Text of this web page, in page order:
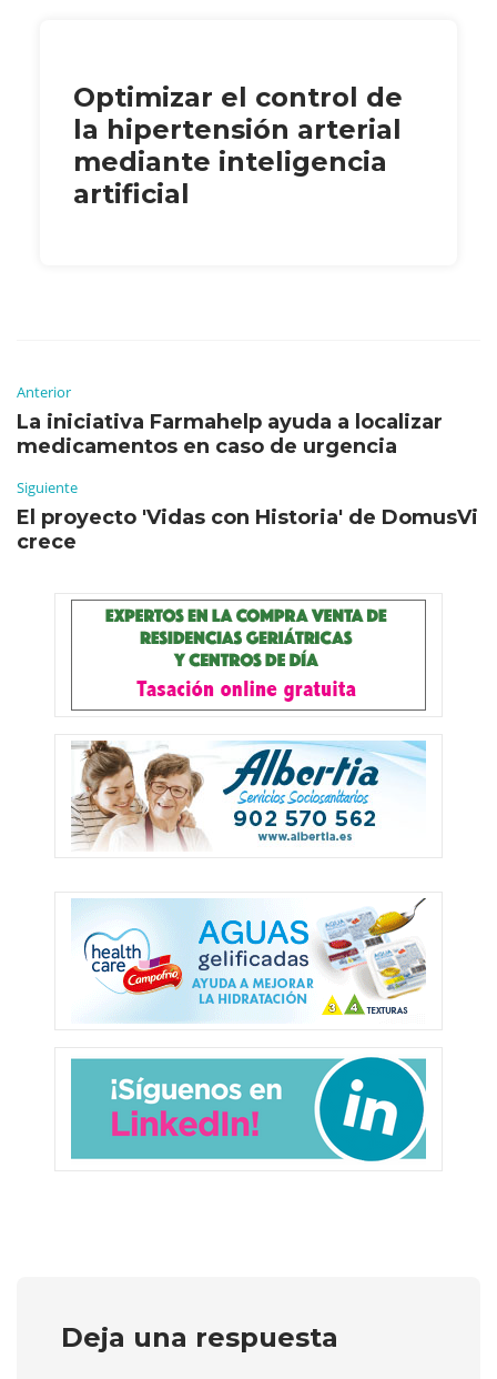
Optimizar el control de
la hipertensión arterial
mediante inteligencia
artificial
Anterior
La iniciativa Farmahelp ayuda a localizar
medicamentos en caso de urgencia
Siguiente
El proyecto 'Vidas con Historia' de DomusVi
crece
Deja una respuesta